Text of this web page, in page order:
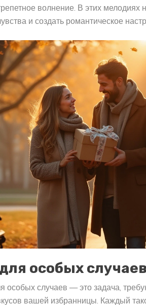
волнение. В этих мелодиях
и создать романтическое
особых случаев
особых случаев — это задача,
вашей избранницы. Каждый